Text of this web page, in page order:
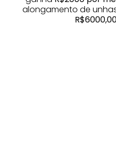
alongamento de